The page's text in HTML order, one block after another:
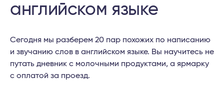
английском языке
Сегодня мы разберем 20 пар похожих по написанию
и звучанию слов в английском языке. Вы научитесь не
путать дневник с молочными продуктами, а ярмарку
с оплатой за проезд.